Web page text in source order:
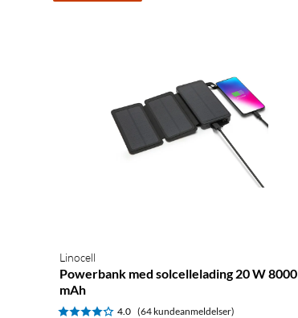
Linocell
Powerbank med solcellelading 20 W 8000
mAh
4.0 (64 kundeanmeldelser)